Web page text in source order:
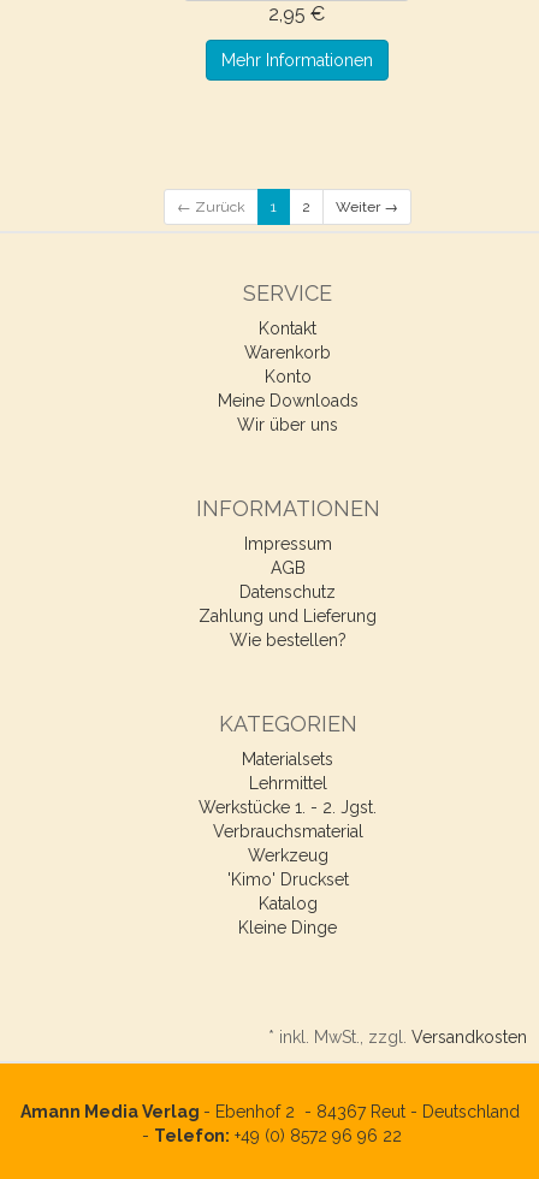
2,95 €
Mehr Informationen
← Zurück 1 2 Weiter →
SERVICE
Kontakt
Warenkorb
Konto
Meine Downloads
Wir über uns
INFORMATIONEN
Impressum
AGB
Datenschutz
Zahlung und Lieferung
Wie bestellen?
KATEGORIEN
Materialsets
Lehrmittel
Werkstücke 1. - 2. Jgst.
Verbrauchsmaterial
Werkzeug
'Kimo' Druckset
Katalog
Kleine Dinge
* inkl. MwSt., zzgl. Versandkosten
Amann Media Verlag - Ebenhof 2 - 84367Reut - Deutschland
- Telefon: +49 (0) 8572 96 96 22